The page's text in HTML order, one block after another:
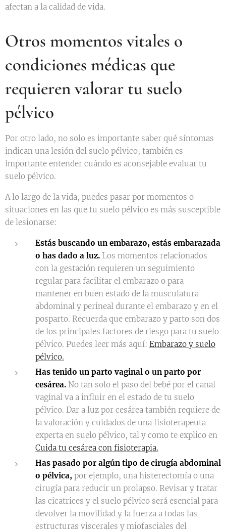
afectan a la calidad de vida.
Otros momentos vitales o
condiciones médicas que
requieren valorar tu suelo
pélvico
Por otro lado, no solo es importante saber qué síntomas
indican una lesión del suelo pélvico, también es
importante entender cuándo es aconsejable evaluar tu
suelo pélvico.
A lo largo de la vida, puedes pasar por momentos o
situaciones en las que tu suelo pélvico es más susceptible
de lesionarse:
Estás buscando un embarazo, estás embarazada
o has dado a luz. Los momentos relacionados
con la gestación requieren un seguimiento
regular para facilitar el embarazo o para
mantener en buen estado de la musculatura
abdominal y perineal durante el embarazo y en el
posparto. Recuerda que embarazo y parto son dos
de los principales factores de riesgo para tu suelo
pélvico. Puedes leer más aquí: Embarazo y suelo
pélvico.
Has tenido un parto vaginal o un parto por
cesárea. No tan solo el paso del bebé por el canal
vaginal va a influir en el estado de tu suelo
pélvico. Dar a luz por cesárea también requiere de
la valoración y cuidados de una fisioterapeuta
experta en suelo pélvico, tal y como te explico en
Cuida tu cesárea con fisioterapia.
Has pasado por algún tipo de cirugía abdominal
o pélvica, por ejemplo, una histerectomía o una
cirugía para reducir un prolapso. Revisar y tratar
las cicatrices y el suelo pélvico será esencial para
devolver la movilidad y la fuerza a todas las
estructuras viscerales y miofasciales del